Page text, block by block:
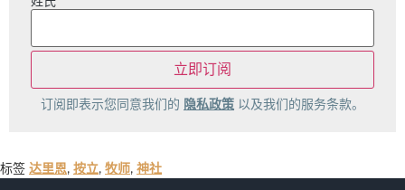
订阅即表示您同意我们的 隐私政策 以及我们的服务条款。
标签 达里恩, 按立, 牧师, 神社